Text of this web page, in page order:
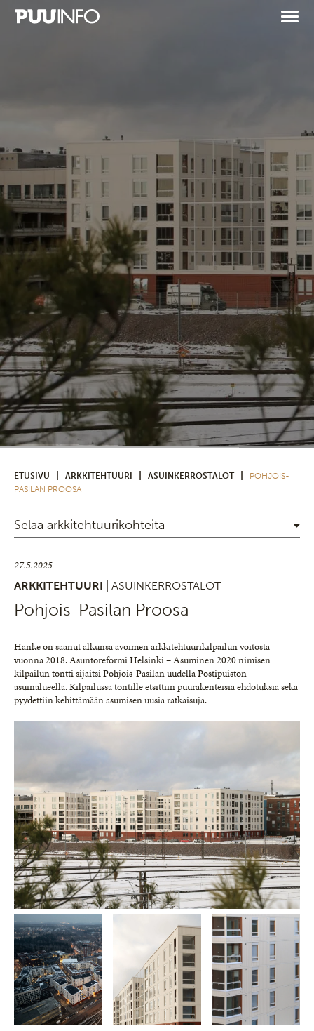
ETUSIVU ARKKITEHTUURI ASUINKERROSTALOT
POHJOIS-
PASILAN PROOSA
Selaa arkkitehtuurikohteita
27.5.2025
ARKKITEHTUURI
| ASUINKERROSTALOT
Pohjois-Pasilan Proosa
Hanke on saanut alkunsa avoimen arkkitehtuurikilpailun voitosta
vuonna 2018. Asuntoreformi Helsinki – Asuminen 2020 nimisen
kilpailun tontti sijaitsi Pohjois-Pasilan uudella Postipuiston
asuinalueella. Kilpailussa tontille etsittiin puurakenteisia ehdotuksia sekä
pyydettiin kehittämään asumisen uusia ratkaisuja.